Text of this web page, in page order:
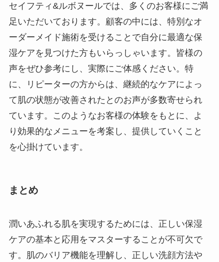
セイフティ&ルボヌールでは、多くのお客様にご満
足いただいております。顧客の中には、特別なオ
ーダーメイド施術を受けることで自分に最適な保
湿ケアを見つけた方もいらっしゃいます。皆様の
声をぜひ参考にし、実際にご体感ください。特
に、リピーターの方からは、継続的なケアによっ
て肌の状態が改善されたとのお声が多数寄せられ
ています。このようなお客様の体験をもとに、よ
り効果的なメニューを考案し、提供していくこと
を心掛けています。
まとめ
潤いあふれる肌を実現するためには、正しい保湿
ケアの基本と応用をマスターすることが不可欠で
す。肌のバリア機能を理解し、正しい洗顔方法や